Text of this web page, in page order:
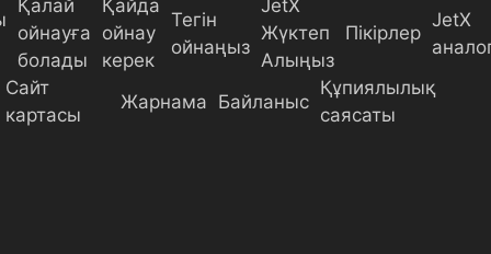
Қалай
ойнауға
болады
Қайда
ойнау
керек
Тегін
ойнаңыз
JetX
Жүктеп
Алыңыз
Пікірлер
JetX
Сайт
картасы
Жарнама Байланыс
Құпиялылық
саясаты